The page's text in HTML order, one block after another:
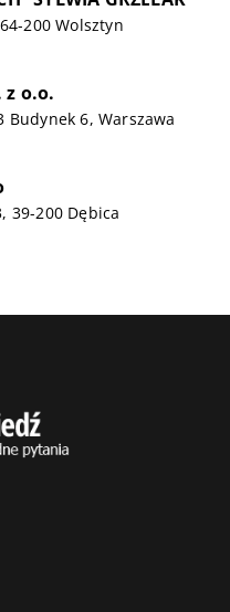
200 Wolsztyn
z o.o.
Budynek 6, Warszawa
39-200 Dębica